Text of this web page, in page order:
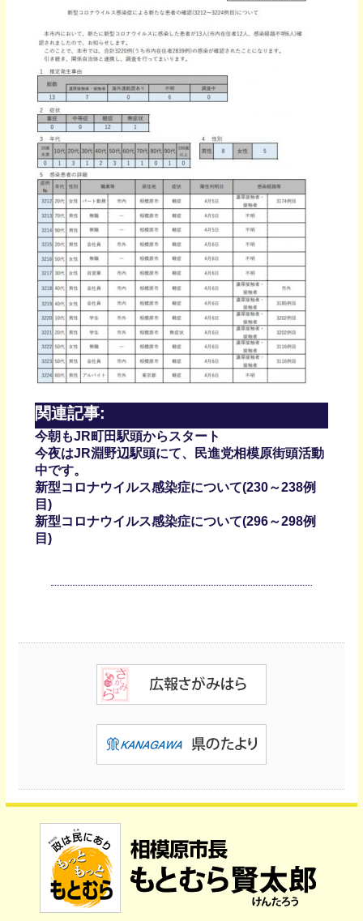
関連記事:
今朝もJR町田駅頭からスタート
今夜はJR淵野辺駅頭にて、民進党相模原街頭活動
中です。
新型コロナウイルス感染症について(230～238例
目)
新型コロナウイルス感染症について(296～298例
目)